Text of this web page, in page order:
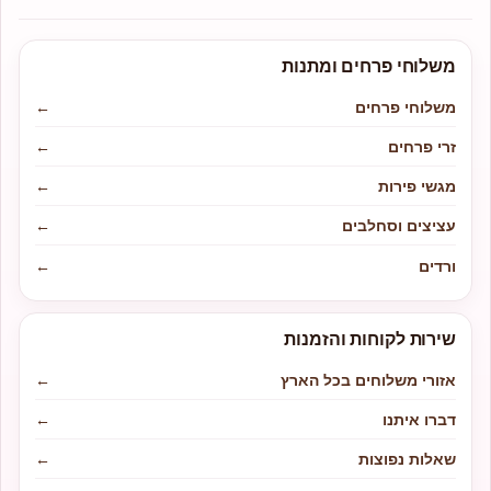
משלוחי פרחים ומתנות
משלוחי פרחים
←
זרי פרחים
←
מגשי פירות
←
עציצים וסחלבים
←
ורדים
←
שירות לקוחות והזמנות
אזורי משלוחים בכל הארץ
←
דברו איתנו
←
שאלות נפוצות
←